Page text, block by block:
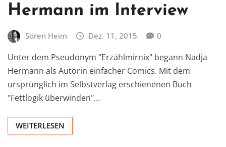
Hermann im Interview
Sören Heim Dez. 11, 2015 0
Unter dem Pseudonym "Erzählmirnix" begann Nadja
Hermann als Autorin einfacher Comics. Mit dem
ursprünglich im Selbstverlag erschienenen Buch
"Fettlogik überwinden"…
WEITERLESEN